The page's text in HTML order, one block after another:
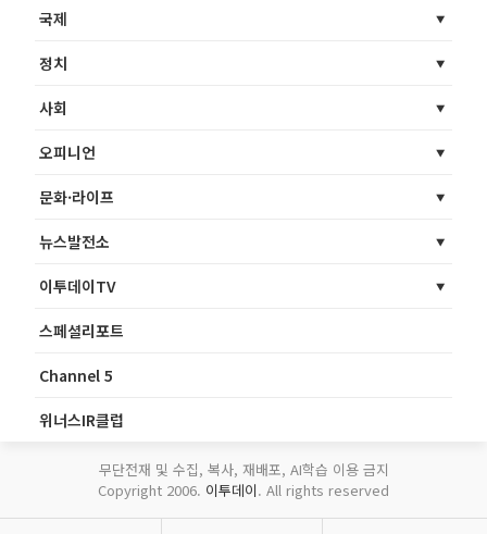
국제
정치
사회
오피니언
문화·라이프
뉴스발전소
이투데이TV
스페셜리포트
Channel 5
위너스IR클럽
무단전재 및 수집, 복사, 재배포, AI학습 이용 금지
Copyright 2006. 이투데이. All rights reserved